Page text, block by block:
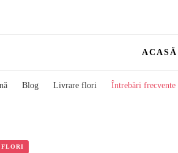
ACASĂ
Blog Livrare flori Întrebări frecvente